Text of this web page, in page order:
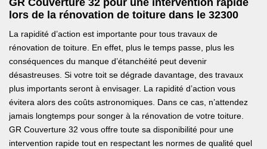
GR Couverture 32 pour une intervention rapide
lors de la rénovation de toiture dans le 32300
La rapidité d’action est importante pour tous travaux de
rénovation de toiture. En effet, plus le temps passe, plus les
conséquences du manque d’étanchéité peut devenir
désastreuses. Si votre toit se dégrade davantage, des travaux
plus importants seront à envisager. La rapidité d’action vous
évitera alors des coûts astronomiques. Dans ce cas, n’attendez
jamais longtemps pour songer à la rénovation de votre toiture.
GR Couverture 32 vous offre toute sa disponibilité pour une
intervention rapide tout en respectant les normes de qualité quel